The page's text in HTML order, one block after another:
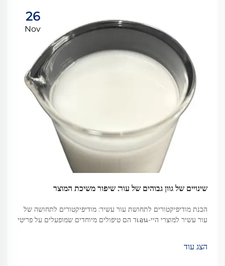
26
Nov
שינויים של גוון גבוהים של עור: שיפור משיכת המוצר
הבנת מודיפיקטורים לתחושת עור עשיר: מודיפיקטורים לתחושה של
עור עשיר למוצרי היי-เอนד הם טיפולים מיוחדים שמופעלים על פריטי
הצג עוד